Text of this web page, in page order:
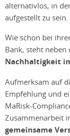
alternativlos, in
aufgestellt zu sein.
Wie schon bei
Bank, steht neben
Nachhaltigkeit
Aufmerksam auf
Empfehlung und
MaRisk-
Zusammenarbeit
gemeinsame